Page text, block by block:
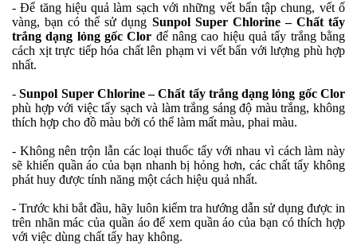
- Để tăng hiệu quả làm sạch với những vết bẩn tập chung, vết ố
vàng, bạn có thể sử dụng Sunpol Super Chlorine – Chất tẩy
trắng dạng lỏng gốc Clor để nâng cao hiệu quả tẩy trắng bằng
cách xịt trực tiếp hóa chất lên phạm vi vết bẩn với lượng phù hợp
nhất.
-Sunpol Super Chlorine – Chất tẩy trắng dạng lỏng gốc Clor
phù hợp với việc tẩy sạch và làm trắng sáng độ màu trắng, không
thích hợp cho đồ màu bởi có thể làm mất màu, phai màu.
- Không nên trộn lẫn các loại thuốc tẩy với nhau vì cách làm này
sẽ khiến quần áo của bạn nhanh bị hỏng hơn, các chất tẩy không
phát huy được tính năng một cách hiệu quả nhất.
- Trước khi bắt đầu, hãy luôn kiểm tra hướng dẫn sử dụng được in
trên nhãn mác của quần áo để xem quần áo của bạn có thích hợp
với việc dùng chất tẩy hay không.